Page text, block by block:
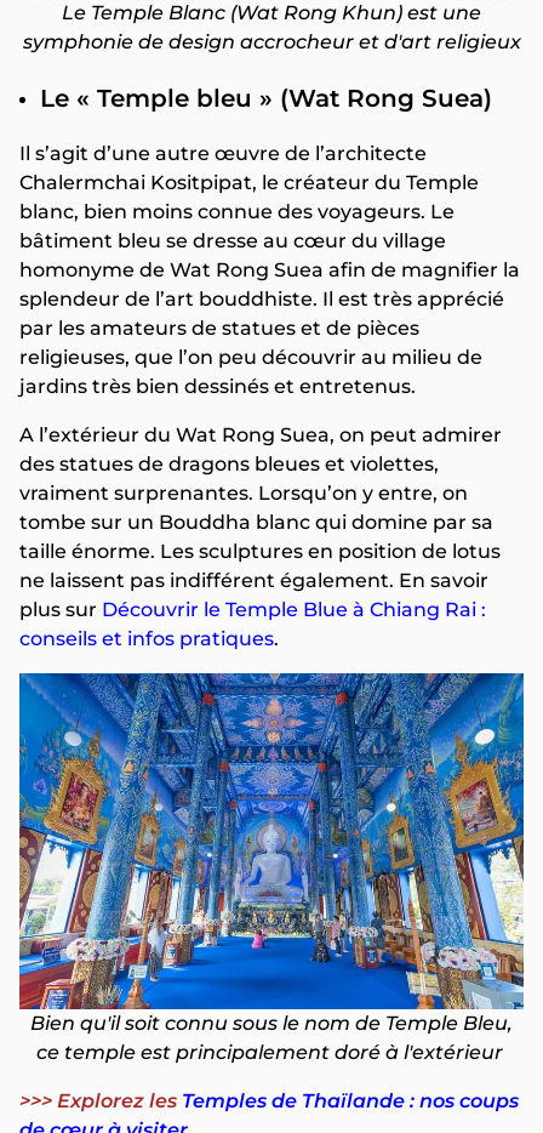
Le Temple Blanc (Wat Rong Khun) est une
symphonie de design accrocheur et d'art religieux
Le « Temple bleu » (Wat Rong Suea)
Il s’agit d’une autre œuvre de l’architecte
Chalermchai Kositpipat, le créateur du Temple
blanc, bien moins connue des voyageurs. Le
bâtiment bleu se dresse au cœur du village
homonyme de Wat Rong Suea afin de magnifier la
splendeur de l’art bouddhiste. Il est très apprécié
par les amateurs de statues et de pièces
religieuses, que l’on peu découvrir au milieu de
jardins très bien dessinés et entretenus.
A l’extérieur du Wat Rong Suea, on peut admirer
des statues de dragons bleues et violettes,
vraiment surprenantes. Lorsqu’on y entre, on
tombe sur un Bouddha blanc qui domine par sa
taille énorme. Les sculptures en position de lotus
ne laissent pas indifférent également. En savoir
plus sur Découvrir le Temple Blue à Chiang Rai :
conseils et infos pratiques.
Bien qu'il soit connu sous le nom de Temple Bleu,
ce temple est principalement doré à l'extérieur
>>> Explorez les Temples de Thaïlande : nos coups